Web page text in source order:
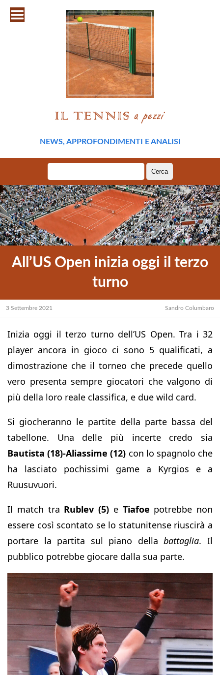
NEWS, APPROFONDIMENTI E ANALISI
per:
All’US Open inizia oggi il terzo
turno
3 Settembre 2021 Sandro Columbaro
Inizia oggi il terzo turno dell’US Open. Tra i 32
player ancora in gioco ci sono 5 qualificati, a
dimostrazione che il torneo che precede quello
vero presenta sempre giocatori che valgono di
più della loro reale classifica, e due wild card.
Si giocheranno le partite della parte bassa del
tabellone. Una delle più incerte credo sia
Bautista (18)-Aliassime (12) con lo spagnolo che
ha lasciato pochissimi game a Kyrgios e a
Ruusuvuori.
Il match tra Rublev (5) e Tiafoe potrebbe non
essere così scontato se lo statunitense riuscirà a
portare la partita sul piano dellabattaglia. Il
pubblico potrebbe giocare dalla sua parte.